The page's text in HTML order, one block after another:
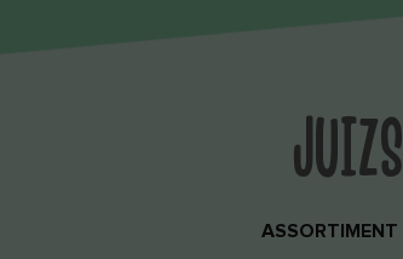
JUIZS
ASSORTIMENT